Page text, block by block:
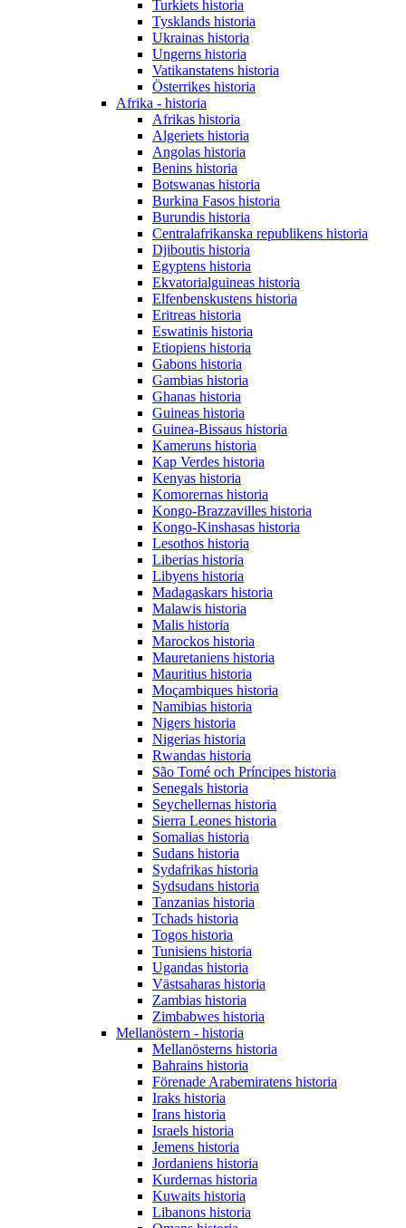
Turkiets historia
Tysklands historia
Ukrainas historia
Ungerns historia
Vatikanstatens historia
Österrikes historia
Afrika - historia
Afrikas historia
Algeriets historia
Angolas historia
Benins historia
Botswanas historia
Burkina Fasos historia
Burundis historia
Centralafrikanska republikens historia
Djiboutis historia
Egyptens historia
Ekvatorialguineas historia
Elfenbenskustens historia
Eritreas historia
Eswatinis historia
Etiopiens historia
Gabons historia
Gambias historia
Ghanas historia
Guineas historia
Guinea-Bissaus historia
Kameruns historia
Kap Verdes historia
Kenyas historia
Komorernas historia
Kongo-Brazzavilles historia
Kongo-Kinshasas historia
Lesothos historia
Liberias historia
Libyens historia
Madagaskars historia
Malawis historia
Malis historia
Marockos historia
Mauretaniens historia
Mauritius historia
Moçambiques historia
Namibias historia
Nigers historia
Nigerias historia
Rwandas historia
São Tomé och Príncipes historia
Senegals historia
Seychellernas historia
Sierra Leones historia
Somalias historia
Sudans historia
Sydafrikas historia
Sydsudans historia
Tanzanias historia
Tchads historia
Togos historia
Tunisiens historia
Ugandas historia
Västsaharas historia
Zambias historia
Zimbabwes historia
Mellanöstern - historia
Mellanösterns historia
Bahrains historia
Förenade Arabemiratens historia
Iraks historia
Irans historia
Israels historia
Jemens historia
Jordaniens historia
Kurdernas historia
Kuwaits historia
Libanons historia